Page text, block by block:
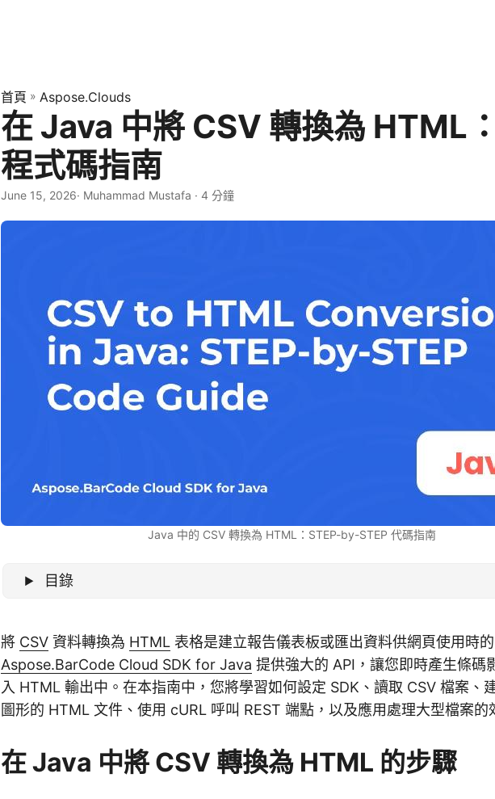
首頁 » Aspose.Clouds
在 Java 中將 CSV 轉換為 HTML
程式碼指南
June 15, 2026· Muhammad Mustafa · 4 分鐘
Java 中的 CSV 轉換為 HTML：STEP-by-STEP 代碼指南
目錄
將 CSV 資料轉換為 HTML 表格是建立報告儀表板或匯出資料供網頁使用時的
Aspose.BarCode Cloud SDK for Java 提供強大的 API，讓您即時產生條碼
入 HTML 輸出中。在本指南中，您將學習如何設定 SDK、讀取 CSV 檔案、
圖形的 HTML 文件、使用 cURL 呼叫 REST 端點，以及應用處理大型檔案的
在 Java 中將 CSV 轉換為 HTML 的步驟